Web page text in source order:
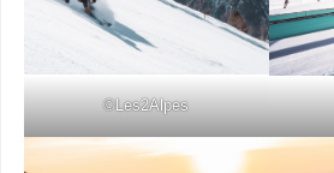
©Les2Alpes